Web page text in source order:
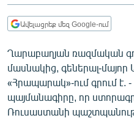
ՀԱՍԱՐԱԿՈՒԹՅՈՒՆ
ՂԱՐԱԲԱՂ
ՊԱՏԵՐԱԶՄԻ 6
ՏԱՐԱԾԱՇՐՋԱՆ
Ավելացրեք մեզ Google-ում
Ղարաբաղյան ռազմական
մասնակից, գեներալ-
«Հրապարակ»-ում գրում է.
պայմանագիրը, որ
Ռուսաստանի